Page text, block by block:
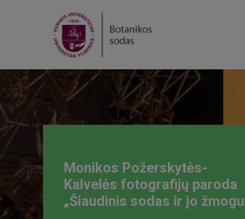
Sodo rėda | Šiaudinių sodų
stovykla